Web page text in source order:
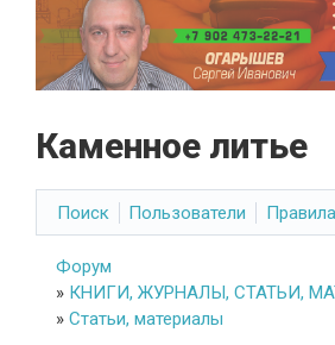
Каменное литье
Поиск Пользователи Правила
Форум
» КНИГИ, ЖУРНАЛЫ, СТАТЬИ,
» Статьи, материалы